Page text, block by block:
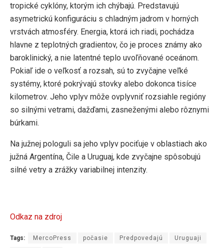
tropické cyklóny, ktorým ich chýbajú. Predstavujú
asymetrickú konfiguráciu s chladným jadrom v horných
vrstvách atmosféry. Energia, ktorá ich riadi, pochádza
hlavne z teplotných gradientov, čo je proces známy ako
baroklinický, a nie latentné teplo uvoľňované oceánom.
Pokiaľ ide o veľkosť a rozsah, sú to zvyčajne veľké
systémy, ktoré pokrývajú stovky alebo dokonca tisíce
kilometrov. Jeho vplyv môže ovplyvniť rozsiahle regióny
so silnými vetrami, dažďami, zasneženými alebo rôznymi
búrkami.
Na južnej pologuli sa jeho vplyv pociťuje v oblastiach ako
južná Argentína, Čile a Uruguaj, kde zvyčajne spôsobujú
silné vetry a zrážky variabilnej intenzity.
Odkaz na zdroj
Tags: MercoPress počasie Predpovedajú Uruguaji